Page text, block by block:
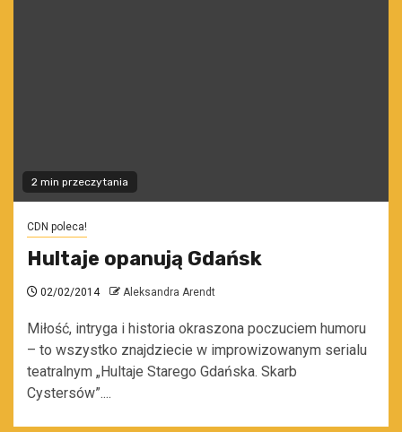
2 min przeczytania
CDN poleca!
Hultaje opanują Gdańsk
02/02/2014 Aleksandra Arendt
Miłość, intryga i historia okraszona poczuciem humoru
– to wszystko znajdziecie w improwizowanym serialu
teatralnym „Hultaje Starego Gdańska. Skarb
Cystersów”....